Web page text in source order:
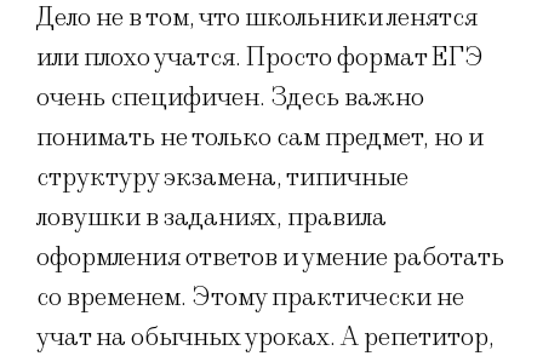
Дело не в том, что школьники ленятся
или плохо учатся. Просто формат ЕГЭ
очень специфичен. Здесь важно
понимать не только сам предмет, но и
структуру экзамена, типичные
ловушки в заданиях, правила
оформления ответов и умение работать
со временем. Этому практически не
учат на обычных уроках. А репетитор,